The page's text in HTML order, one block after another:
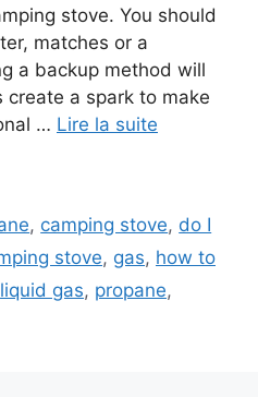
stove. You should
matches or a
a backup method will
create a spark to make
… Lire la suite
, camping stove, do I
stove, gas, how to
liquid gas, propane,